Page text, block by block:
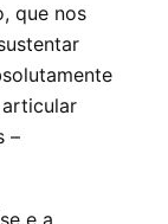
que nos
–
e a